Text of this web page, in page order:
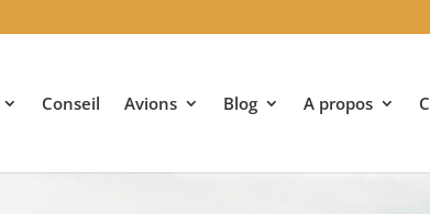
Conseil Avions Blog A propos